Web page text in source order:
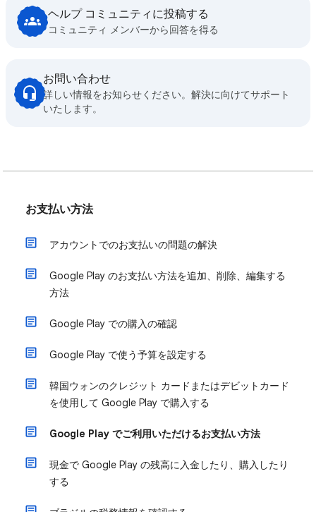
ヘルプ コミュニティに投稿する
コミュニティ メンバーから回答を得る
お問い合わせ
詳しい情報をお知らせください。解決に向けてサポート
いたします。
お支払い方法
アカウントでのお支払いの問題の解決
Google Play のお支払い方法を追加、削除、編集する
方法
Google Play での購入の確認
Google Play で使う予算を設定する
韓国ウォンのクレジット カードまたはデビットカード
を使用して Google Play で購入する
Google Play でご利用いただけるお支払い方法
現金で Google Play の残高に入金したり、購入したり
する